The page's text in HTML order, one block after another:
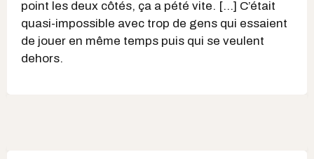
point les deux côtés, ça a pété vite. [...] C’était
quasi-impossible avec trop de gens qui essaient
de jouer en même temps puis qui se veulent
dehors.